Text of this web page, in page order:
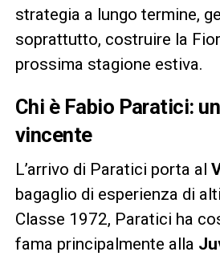
strategia a lungo termine,
soprattutto, costruire la
prossima stagione estiva.
Chi è Fabio Paratici:
vincente
L’arrivo di Paratici porta al
bagaglio di esperienza di
Classe 1972, Paratici ha
fama principalmente alla